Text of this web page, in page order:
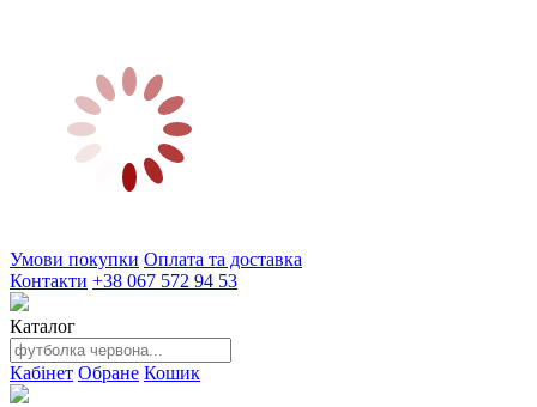
Умови покупки Оплата та доставка
Контакти +38 067 572 94 53
Каталог
Кабінет Обране Кошик